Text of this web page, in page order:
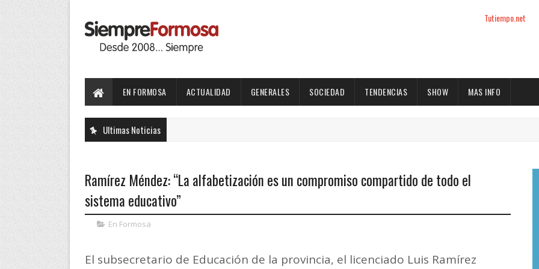
Tutiempo.net
EN FORMOSA ACTUALIDAD GENERALES SOCIEDAD TENDENCIAS SHOW MAS INFO
Ultimas Noticias
Ramírez Méndez: “La alfabetización es un compromiso compartido de todo el
sistema educativo”
En Formosa
El subsecretario de Educación de la provincia, el licenciado Luis Ramírez